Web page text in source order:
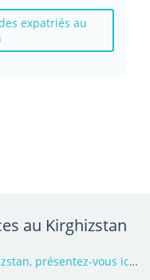
expatriés au
au Kirghizstan
Nouveaux membres du forum Kirghizstan, présentez-vous ici - 2026